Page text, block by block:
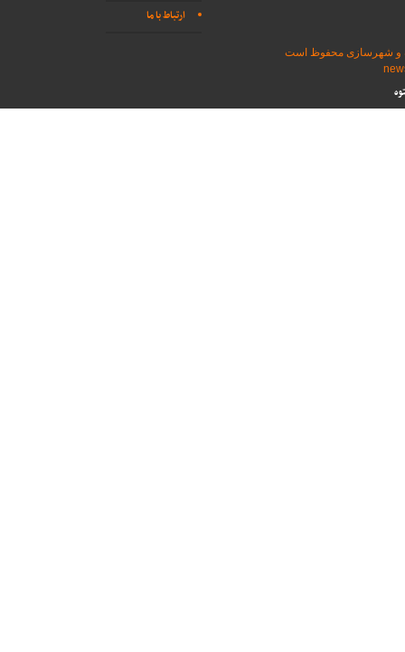
ارتباط با ما
و شهرسازی محفوظ است